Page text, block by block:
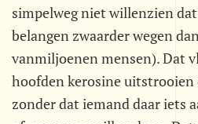
simpelweg niet willenzien
belangen zwaarder wegen
vanmiljoenen mensen). Dat
hoofden kerosine uitstrooien
zonder dat iemand daar iets